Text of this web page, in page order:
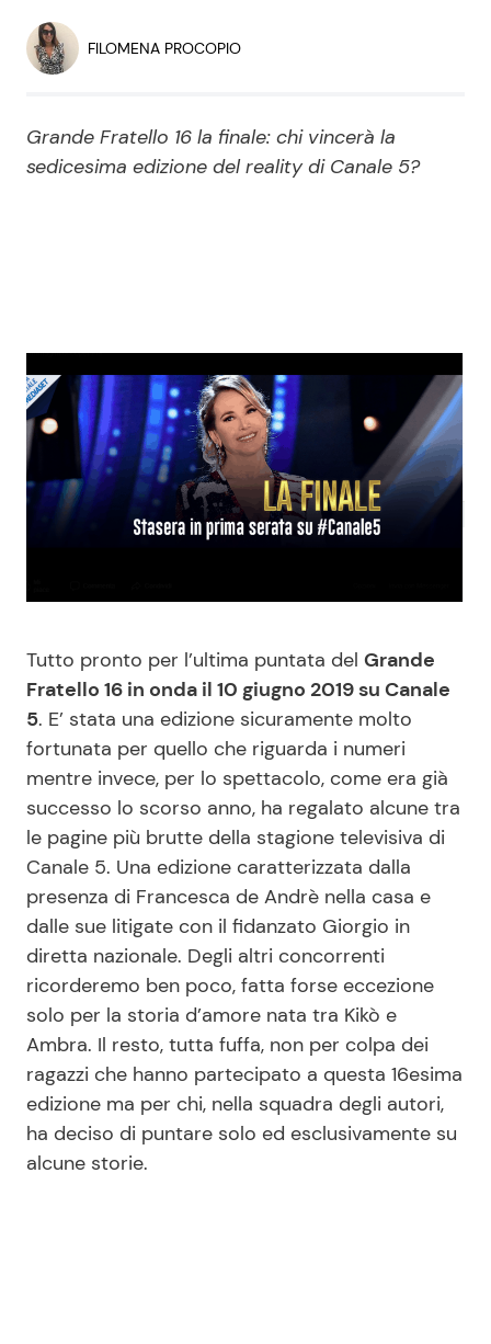
Economia
Persone Scomparse
Politica Reality e Talent
News Musica
News Spettacolo
Benessere
Mondo Mamma
News benessere
Salute
Viaggi e Turismo
Festività
Cucina e Ricette
Le Ricette in TV
Primi Piatti
Ricette Facili e Veloci
Ricette Feste
Ricette per Bambini
Seguici
FILOMENA PROCOPIO
Grande Fratello 16 la finale: chi vincerà la
sedicesima edizione del reality di Canale 5?
Tutto pronto per l’ultima puntata del Grande
Fratello 16 in onda il 10 giugno 2019 su Canale
5. E’ stata una edizione sicuramente molto
fortunata per quello che riguarda i numeri
mentre invece, per lo spettacolo, come era già
successo lo scorso anno, ha regalato alcune tra
le pagine più brutte della stagione televisiva di
Canale 5. Una edizione caratterizzata dalla
presenza di Francesca de Andrè nella casa e
dalle sue litigate con il fidanzato Giorgio in
diretta nazionale. Degli altri concorrenti
ricorderemo ben poco, fatta forse eccezione
solo per la storia d’amore nata tra Kikò e
Ambra. Il resto, tutta fuffa, non per colpa dei
ragazzi che hanno partecipato a questa 16esima
edizione ma per chi, nella squadra degli autori,
ha deciso di puntare solo ed esclusivamente su
alcune storie.